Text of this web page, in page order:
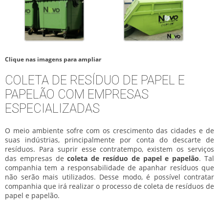
Clique nas imagens para ampliar
COLETA DE RESÍDUO DE PAPEL E
PAPELÃO COM EMPRESAS
ESPECIALIZADAS
O meio ambiente sofre com os crescimento das cidades e de
suas indústrias, principalmente por conta do descarte de
resíduos. Para suprir esse contratempo, existem os serviços
das empresas decoleta de resíduo de papel e papelão. Tal
companhia tem a responsabilidade de apanhar resíduos que
não serão mais utilizados. Desse modo, é possível contratar
companhia que irá realizar o processo de coleta de resíduos de
papel e papelão.